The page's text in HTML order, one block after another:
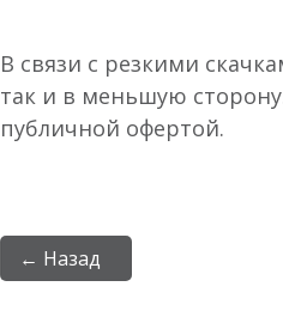
В связи с резкими
так и в меньшую
публичной офертой.
← Назад